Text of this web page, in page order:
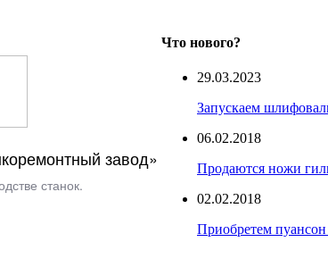
завод»
станок.
Что нового?
29.03.2023
Запускаем
06.02.2018
Продаются ножи
02.02.2018
Приобретем